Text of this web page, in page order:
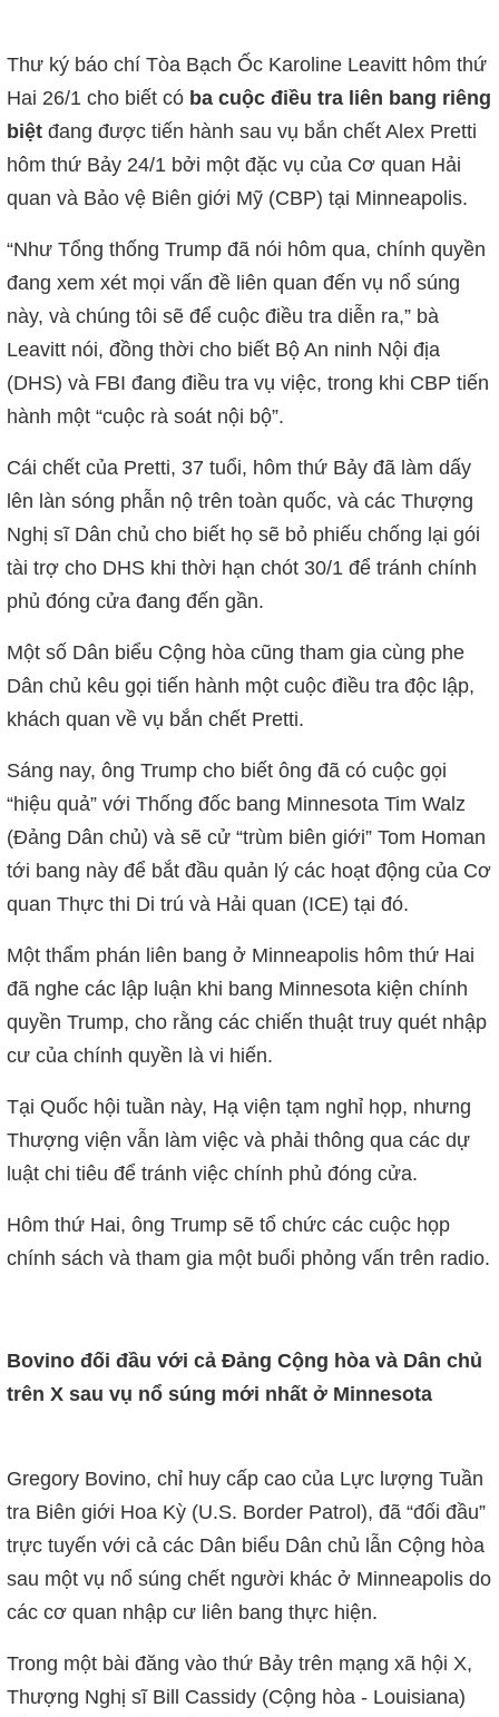
Thư ký báo chí Tòa Bạch Ốc Karoline Leavitt hôm thứ
Hai 26/1 cho biết có ba cuộc điều tra liên bang riêng
biệt đang được tiến hành sau vụ bắn chết Alex Pretti
hôm thứ Bảy 24/1 bởi một đặc vụ của Cơ quan Hải
quan và Bảo vệ Biên giới Mỹ (CBP) tại Minneapolis.
“Như Tổng thống Trump đã nói hôm qua, chính quyền
đang xem xét mọi vấn đề liên quan đến vụ nổ súng
này, và chúng tôi sẽ để cuộc điều tra diễn ra,” bà
Leavitt nói, đồng thời cho biết Bộ An ninh Nội địa
(DHS) và FBI đang điều tra vụ việc, trong khi CBP tiến
hành một “cuộc rà soát nội bộ”.
Cái chết của Pretti, 37 tuổi, hôm thứ Bảy đã làm dấy
lên làn sóng phẫn nộ trên toàn quốc, và các Thượng
Nghị sĩ Dân chủ cho biết họ sẽ bỏ phiếu chống lại gói
tài trợ cho DHS khi thời hạn chót 30/1 để tránh chính
phủ đóng cửa đang đến gần.
Một số Dân biểu Cộng hòa cũng tham gia cùng phe
Dân chủ kêu gọi tiến hành một cuộc điều tra độc lập,
khách quan về vụ bắn chết Pretti.
Sáng nay, ông Trump cho biết ông đã có cuộc gọi
“hiệu quả” với Thống đốc bang Minnesota Tim Walz
(Đảng Dân chủ) và sẽ cử “trùm biên giới” Tom Homan
tới bang này để bắt đầu quản lý các hoạt động của Cơ
quan Thực thi Di trú và Hải quan (ICE) tại đó.
Một thẩm phán liên bang ở Minneapolis hôm thứ Hai
đã nghe các lập luận khi bang Minnesota kiện chính
quyền Trump, cho rằng các chiến thuật truy quét nhập
cư của chính quyền là vi hiến.
Tại Quốc hội tuần này, Hạ viện tạm nghỉ họp, nhưng
Thượng viện vẫn làm việc và phải thông qua các dự
luật chi tiêu để tránh việc chính phủ đóng cửa.
Hôm thứ Hai, ông Trump sẽ tổ chức các cuộc họp
chính sách và tham gia một buổi phỏng vấn trên radio.
Bovino đối đầu với cả Đảng Cộng hòa và Dân chủ
trên X sau vụ nổ súng mới nhất ở Minnesota
Gregory Bovino, chỉ huy cấp cao của Lực lượng Tuần
tra Biên giới Hoa Kỳ (U.S. Border Patrol), đã “đối đầu”
trực tuyến với cả các Dân biểu Dân chủ lẫn Cộng hòa
sau một vụ nổ súng chết người khác ở Minneapolis do
các cơ quan nhập cư liên bang thực hiện.
Trong một bài đăng vào thứ Bảy trên mạng xã hội X,
Thượng Nghị sĩ Bill Cassidy (Cộng hòa - Louisiana)